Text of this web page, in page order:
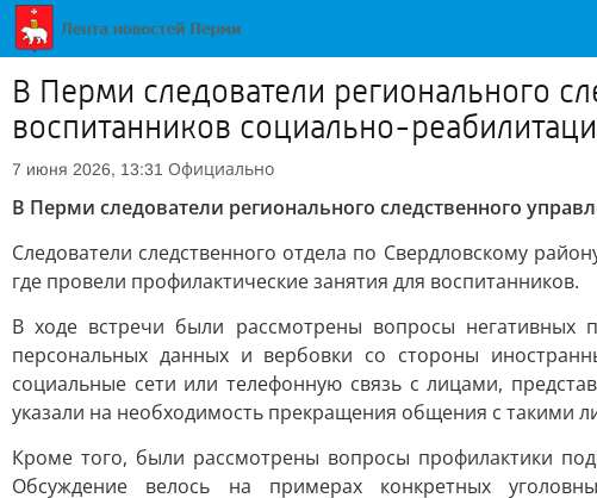
В Перми следователи регионального
воспитанников социально-
7 июня 2026, 13:31 Официально
В Перми следователи регионального следственного
Следователи следственного отдела по Свердловскому
где провели профилактические занятия для воспитанников.
В ходе встречи были рассмотрены вопросы негативных
персональных данных и вербовки со стороны
социальные сети или телефонную связь с лицами,
указали на необходимость прекращения общения с такими
Кроме того, были рассмотрены вопросы профилактики
Обсуждение велось на примерах конкретных